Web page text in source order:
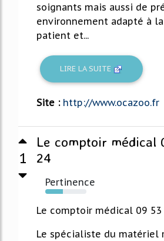
soignants mais aussi de
environnement adapté à
patient et...
LIRE LA SUITE
Site : http://www.ocazoo.fr
1
Le comptoir médical
24
Pertinence
43%
Le comptoir médical 09
Le spécialiste du matériel